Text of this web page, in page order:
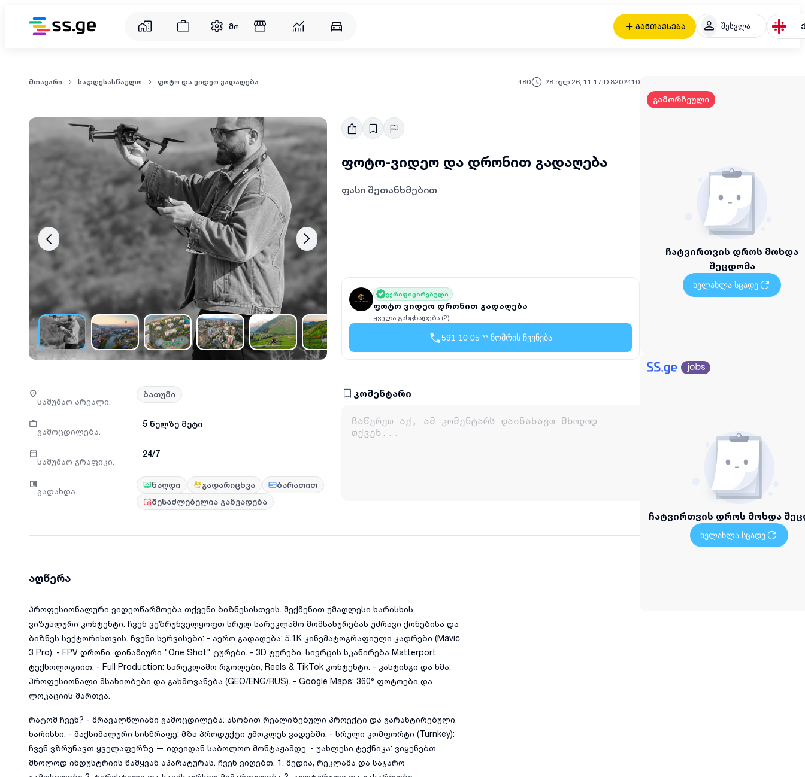
განთავსება შესვლა
მომსახურება
მთავარი სადღესასწაულო ფოტო და ვიდეო გადაღება 480 28 ივლ 26, 11:17ID 8202410
ფოტო-ვიდეო და დრონით გადაღება
ფასი შეთანხმებით
ვერიფიცირებული
ფოტო ვიდეო დრონით გადაღება
ყველა განცხადება (2)
591 10 05 ** ნომრის ჩვენება
სამუშაო არეალი:
ბათუმი
გამოცდილება:
5 წელზე მეტი
სამუშაო გრაფიკი:
24/7
გადახდა:
ნაღდი გადარიცხვა
ბარათით
შესაძლებელია განვადება
კომენტარი
აღწერა
პროფესიონალური ვიდეოწარმოება თქვენი ბიზნესისთვის. შექმენით უმაღლესი ხარისხის
ვიზუალური კონტენტი. ჩვენ ვუზრუნველყოფთ სრულ სარეკლამო მომსახურებას უძრავი ქონებისა და
ბიზნეს სექტორისთვის. ჩვენი სერვისები: - აერო გადაღება: 5.1K კინემატოგრაფიული კადრები (Mavic
3 Pro). - FPV დრონი: დინამიური "One Shot" ტურები. - 3D ტურები: სივრცის სკანირება Matterport
ტექნოლოგიით. - Full Production: სარეკლამო რგოლები, Reels & TikTok კონტენტი. - კასტინგი და ხმა:
პროფესიონალი მსახიობები და გახმოვანება (GEO/ENG/RUS). - Google Maps: 360° ფოტოები და
ლოკაციის მართვა.
რატომ ჩვენ? - მრავალწლიანი გამოცდილება: ასობით რეალიზებული პროექტი და გარანტირებული
ხარისხი. - მაქსიმალური სისწრაფე: მზა პროდუქტი უმოკლეს ვადებში. - სრული კომფორტი (Turnkey):
ჩვენ ვზრუნავთ ყველაფერზე — იდეიდან საბოლოო მონტაჟამდე. - უახლესი ტექნიკა: ვიყენებთ
მხოლოდ ინდუსტრიის წამყვან აპარატურას. ჩვენ ვიღებთ: 1. მედია, რეკლამა და საჯარო
გამორჩეული
ჩატვირთვის დროს მოხდა
შეცდომა
ხელახლა სცადე
ჩატვირთვის დროს მოხდა
ხელახლა სცადე